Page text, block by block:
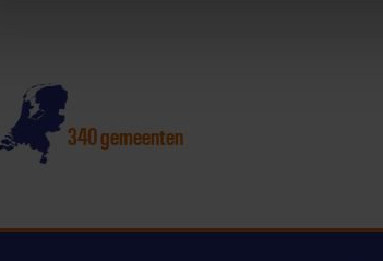
340 gemeenten